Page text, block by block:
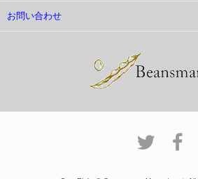
お問い合わせ